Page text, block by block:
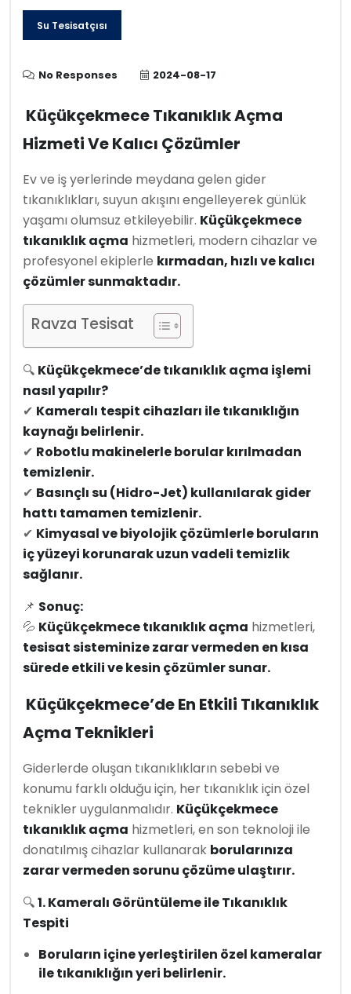
Su Tesisatçısı
No Responses 2024-08-17
Küçükçekmece Tıkanıklık Açma
Hizmeti Ve Kalıcı Çözümler
Ev ve iş yerlerinde meydana gelen gider
tıkanıklıkları, suyun akışını engelleyerek günlük
yaşamı olumsuz etkileyebilir. Küçükçekmece
tıkanıklık açma hizmetleri, modern cihazlar ve
profesyonel ekiplerle kırmadan, hızlı ve kalıcı
çözümler sunmaktadır.
Ravza Tesisat
🔍 Küçükçekmece’de tıkanıklık açma işlemi
nasıl yapılır?
✔ Kameralı tespit cihazları ile tıkanıklığın
kaynağı belirlenir.
✔ Robotlu makinelerle borular kırılmadan
temizlenir.
✔ Basınçlı su (Hidro-Jet) kullanılarak gider
hattı tamamen temizlenir.
✔ Kimyasal ve biyolojik çözümlerle boruların
iç yüzeyi korunarak uzun vadeli temizlik
sağlanır.
📌 Sonuç:
💦 Küçükçekmece tıkanıklık açma hizmetleri,
tesisat sisteminize zarar vermeden en kısa
sürede etkili ve kesin çözümler sunar.
Küçükçekmece’de En Etkili Tıkanıklık
Açma Teknikleri
Giderlerde oluşan tıkanıklıkların sebebi ve
konumu farklı olduğu için, her tıkanıklık için özel
teknikler uygulanmalıdır. Küçükçekmece
tıkanıklık açma hizmetleri, en son teknoloji ile
donatılmış cihazlar kullanarak borularınıza
zarar vermeden sorunu çözüme ulaştırır.
🔍1. Kameralı Görüntüleme ile Tıkanıklık
Tespiti
Boruların içine yerleştirilen özel kameralar
ile tıkanıklığın yeri belirlenir.